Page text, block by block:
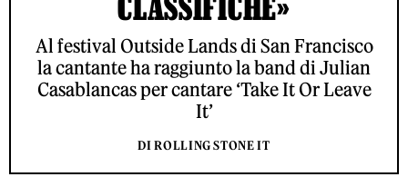
Al festival Outside Lands di San Francisco
la cantante ha raggiunto la band di Julian
Casablancas per cantare ‘Take It Or Leave
It’
DI ROLLING STONE IT